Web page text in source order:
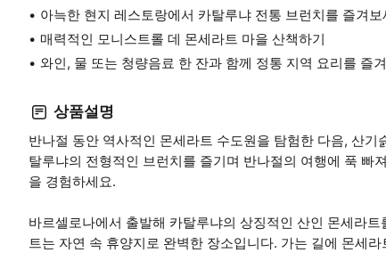
아늑한 현지 레스토랑에서 카탈루냐 전통 브런치를 즐겨보
매력적인 모니스트롤 데 몬세라트 마을 산책하기
와인, 물 또는 청량음료 한 잔과 함께 정통 지역 요리를 즐
상품설명
반나절 동안 역사적인 몬세라트 수도원을 탐험한 다음, 산
탈루냐의 전형적인 브런치를 즐기며 반나절의 여행에 푹 빠
을 경험하세요.
바르셀로나에서 출발해 카탈루냐의 상징적인 산인 몬세라
트는 자연 속 휴양지로 완벽한 장소입니다. 가는 길에 몬세